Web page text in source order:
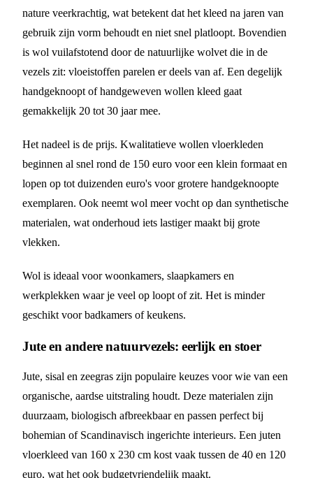
nature veerkrachtig, wat betekent dat het kleed na jaren van
gebruik zijn vorm behoudt en niet snel platloopt. Bovendien
is wol vuilafstotend door de natuurlijke wolvet die in de
vezels zit: vloeistoffen parelen er deels van af. Een degelijk
handgeknoopt of handgeweven wollen kleed gaat
gemakkelijk 20 tot 30 jaar mee.
Het nadeel is de prijs. Kwalitatieve wollen vloerkleden
beginnen al snel rond de 150 euro voor een klein formaat en
lopen op tot duizenden euro's voor grotere handgeknoopte
exemplaren. Ook neemt wol meer vocht op dan synthetische
materialen, wat onderhoud iets lastiger maakt bij grote
vlekken.
Wol is ideaal voor woonkamers, slaapkamers en
werkplekken waar je veel op loopt of zit. Het is minder
geschikt voor badkamers of keukens.
Jute en andere natuurvezels: eerlijk en stoer
Jute, sisal en zeegras zijn populaire keuzes voor wie van een
organische, aardse uitstraling houdt. Deze materialen zijn
duurzaam, biologisch afbreekbaar en passen perfect bij
bohemian of Scandinavisch ingerichte interieurs. Een juten
vloerkleed van 160 x 230 cm kost vaak tussen de 40 en 120
euro, wat het ook budgetvriendelijk maakt.